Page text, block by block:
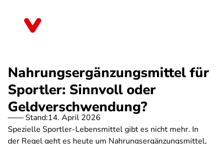
Nahrungsergänzungsmittel für
Sportler: Sinnvoll oder
Geldverschwendung?
Stand:14. April 2026
Spezielle Sportler-Lebensmittel gibt es nicht mehr. In
der Regel geht es heute um Nahrungsergänzungsmittel,